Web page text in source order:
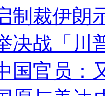
制裁伊朗
决战「川
国官员：